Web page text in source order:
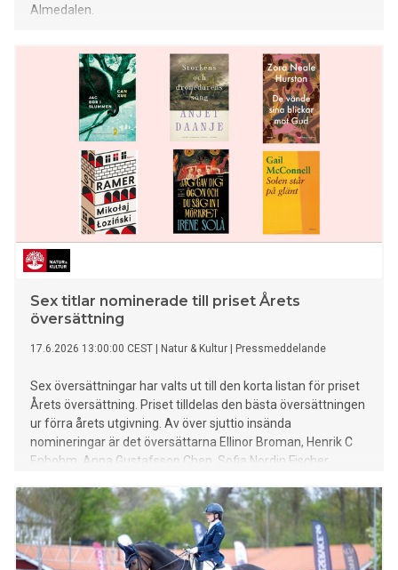
Almedalen.
Sex titlar nominerade till priset Årets
översättning
17.6.2026 13:00:00 CEST Natur & Kultur Pressmeddelande
Sex översättningar har valts ut till den korta listan för priset
Årets översättning. Priset tilldelas den bästa översättningen
ur förra årets utgivning. Av över sjuttio insända
nomineringar är det översättarna Ellinor Broman, Henrik C
Enbohm, Anna Gustafsson Chen, Sofia Nordin Fischer,
slutomgången.